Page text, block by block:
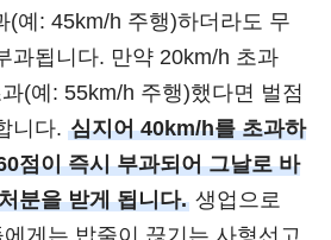
(예: 45km/h 주행)하더라도 무
과됩니다. 만약 20km/h 초과
(예: 55km/h 주행)했다면 벌점
니다. 심지어 40km/h를 초과하
점이 즉시 부과되어 그날로 바
분을 받게 됩니다. 생업으로
게는 밥줄이 끊기는 사형선고